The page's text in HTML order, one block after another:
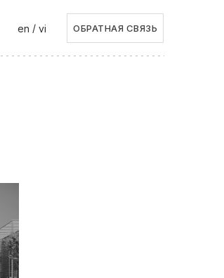
en vi
/ ОБРАТНАЯ СВЯЗЬ